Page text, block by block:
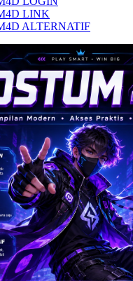
LINK
ALTERNATIF